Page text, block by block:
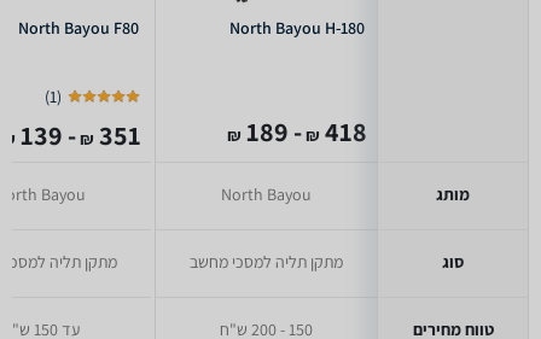
מותג
סוג
טווח מחירים
North Bayou H-180
418
₪
- 189
₪
North Bayou
מתקן תליה למסכי מחשב
150 - 200 ש"ח
North Bayou F80
(
1
)
351
₪
- 139
₪
Bayou
מתקן תליה
עד 150 ש"ח